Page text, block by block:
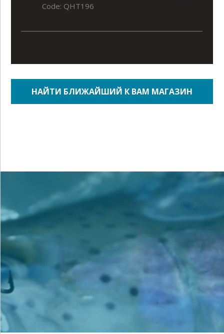
Code: QHT196
НАЙТИ БЛИЖАЙШИЙ К ВАМ МАГАЗИН